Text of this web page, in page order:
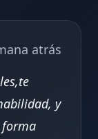
atrás
y
forma